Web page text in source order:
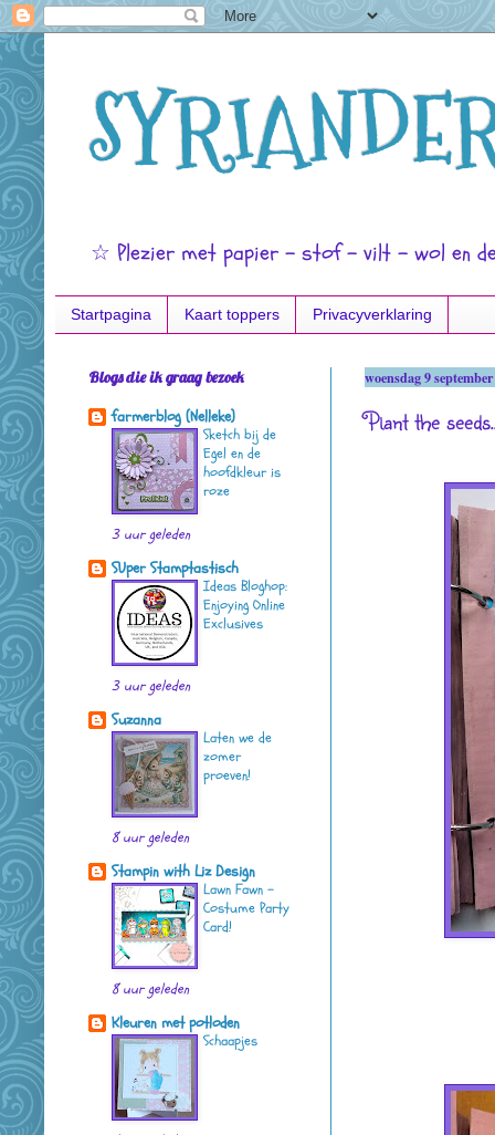
☆ Plezier met papier - stof - vilt - wol en
Startpagina Kaart toppers Privacyverklaring
woensdag 9
Plant the
Blogs die ik graag bezoek
farmerblog (Nelleke)
Sketch bij de
Egel en de
hoofdkleur is
roze
3 uur geleden
SUper Stamptastisch
Ideas Bloghop:
Enjoying Online
Exclusives
3 uur geleden
Suzanna
Laten we de
zomer
proeven!
8 uur geleden
Stampin with Liz Design
Lawn Fawn -
Costume Party
Card!
8 uur geleden
Kleuren met potloden
Schaapjes